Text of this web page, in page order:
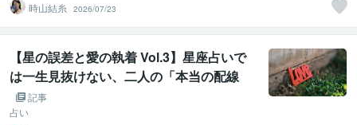
時山結糸
2026/07/23
【星の誤差と愛の執着 Vol.3】星座占いで
は一生見抜けない、二人の「本当の配線
図」 ── 表面的な相性論という致命的な嘘
記事
占い